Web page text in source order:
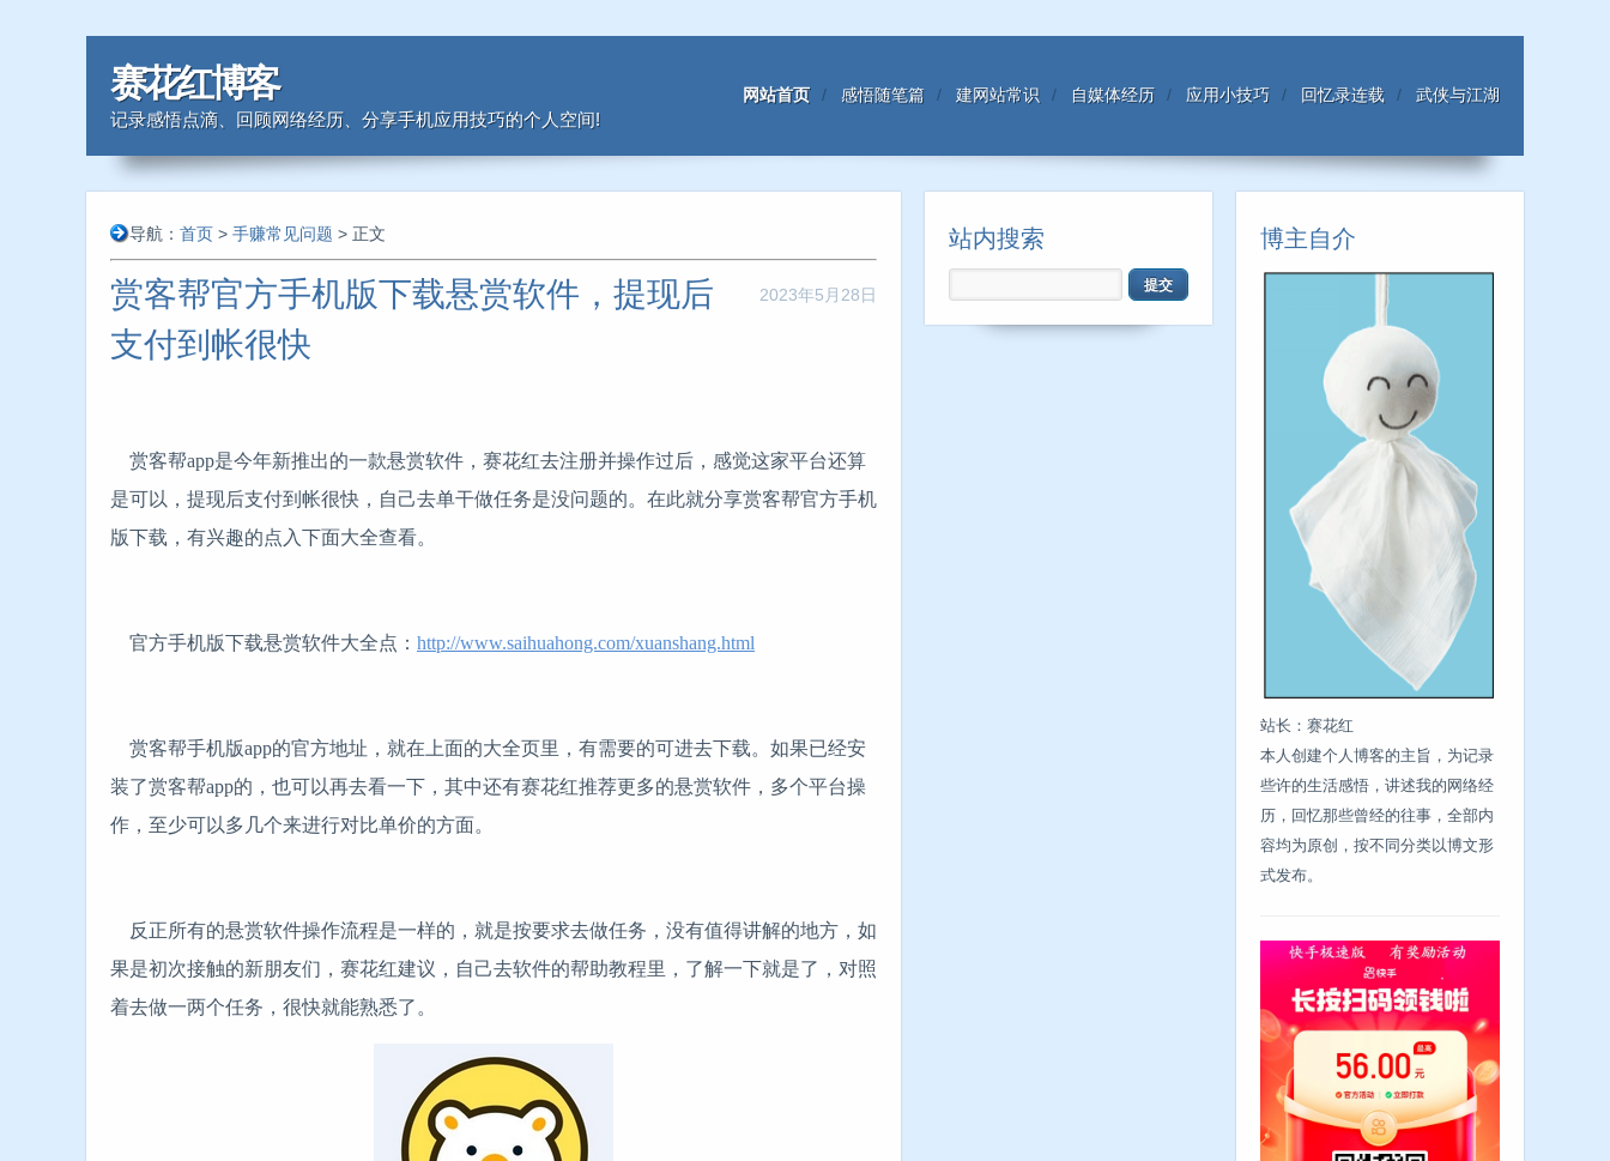
赛花红博客
记录感悟点滴、回顾网络经历、分享手机应用技巧的个人空间!
网站首页 感悟随笔篇 建网站常识 自媒体经历 应用小技巧 回忆录连载 武侠与江湖
导航： 首页 > 手赚常见问题 > 正文
2023年5月28日
赏客帮官方手机版下载悬赏软件，提现后
支付到帐很快
赏客帮app是今年新推出的一款悬赏软件，赛花红去注册并操作过后，感觉这家平台还算
是可以，提现后支付到帐很快，自己去单干做任务是没问题的。在此就分享赏客帮官方手机
版下载，有兴趣的点入下面大全查看。
官方手机版下载悬赏软件大全点： http://www.saihuahong.com/xuanshang.html
赏客帮手机版app的官方地址，就在上面的大全页里，有需要的可进去下载。如果已经安
装了赏客帮app的，也可以再去看一下，其中还有赛花红推荐更多的悬赏软件，多个平台操
作，至少可以多几个来进行对比单价的方面。
反正所有的悬赏软件操作流程是一样的，就是按要求去做任务，没有值得讲解的地方，如
果是初次接触的新朋友们，赛花红建议，自己去软件的帮助教程里，了解一下就是了，对照
着去做一两个任务，很快就能熟悉了。
站内搜索 博主自介
站长：赛花红
本人创建个人博客的主旨，为记录
些许的生活感悟，讲述我的网络经
历，回忆那些曾经的往事，全部内
容均为原创，按不同分类以博文形
式发布。